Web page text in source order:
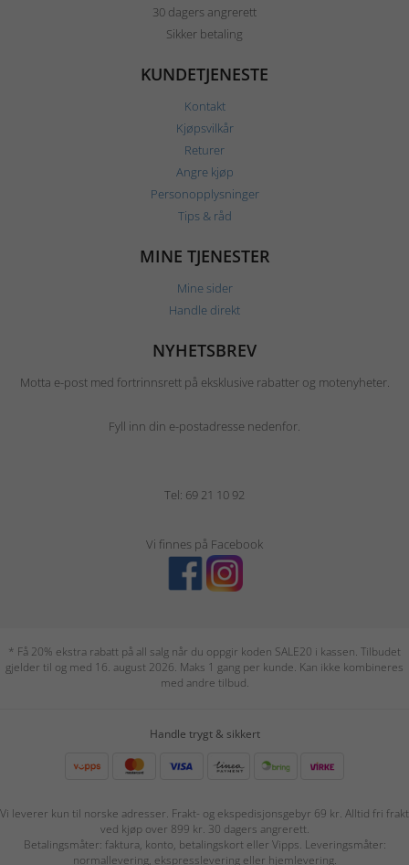
30 dagers angrerett
Sikker betaling
KUNDETJENESTE
Kontakt
Kjøpsvilkår
Returer
Angre kjøp
Personopplysninger
Tips & råd
MINE TJENESTER
Mine sider
Handle direkt
NYHETSBREV
Motta e-post med fortrinnsrett på eksklusive rabatter og motenyheter.
Fyll inn din e-postadresse nedenfor.
Tel: 69 21 10 92
Vi finnes på Facebook
* Få 20% ekstra rabatt på all salg når du oppgir koden SALE20 i kassen. Tilbudet
gjelder til og med 16. august 2026. Maks 1 gang per kunde. Kan ikke kombineres
med andre tilbud.
Handle trygt & sikkert
Vi leverer kun til norske adresser. Frakt- og ekspedisjonsgebyr 69 kr. Alltid fri frakt
ved kjøp over 899 kr. 30 dagers angrerett.
Betalingsmåter: faktura, konto, betalingskort eller Vipps. Leveringsmåter:
normallevering, ekspresslevering eller hjemlevering.